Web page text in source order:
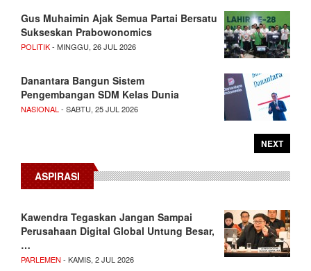
Gus Muhaimin Ajak Semua Partai Bersatu
Sukseskan Prabowonomics
POLITIK- MINGGU, 26 JUL 2026
Danantara Bangun Sistem
Pengembangan SDM Kelas Dunia
NASIONAL - SABTU, 25 JUL 2026
NEXT
ASPIRASI
Kawendra Tegaskan Jangan Sampai
Perusahaan Digital Global Untung Besar,
…
PARLEMEN - KAMIS, 2 JUL 2026